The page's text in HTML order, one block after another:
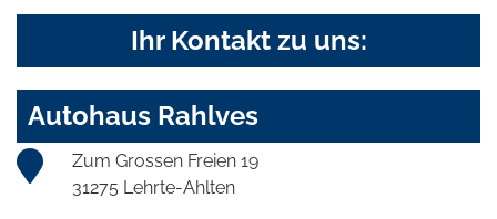
Ihr Kontakt zu uns:
Autohaus Rahlves
Zum Grossen Freien 19
31275 Lehrte-Ahlten